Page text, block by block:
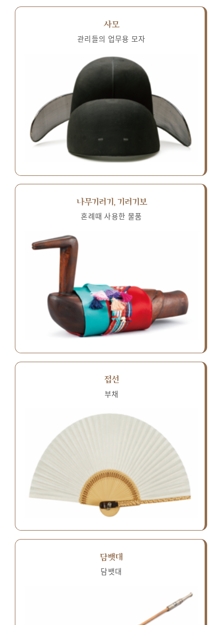
사모
관리들의 업무용 모자
나무기러기, 기러기보
혼례때 사용한 물품
접선
부채
담뱃대
담뱃대